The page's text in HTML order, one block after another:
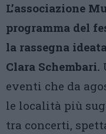
L’associazione
programma del
la rassegna
Clara Schembari.
eventi che da
le località più
tra concerti,